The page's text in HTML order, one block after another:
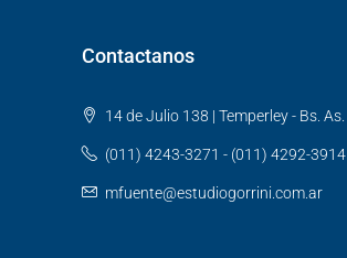
Contactanos
14 de Julio 138 | Temperley - Bs. As.
(011) 4243-3271 - (011) 4292-3914
mfuente@estudiogorrini.com.ar